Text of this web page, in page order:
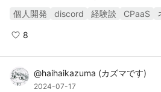
個人開発 discord 経験談 CPaaS
8
@haihaikazuma (カズマです)
2024-07-17